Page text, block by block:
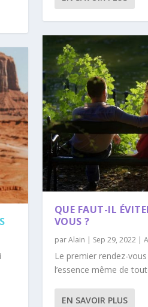
QUE FAUT-IL
VOUS ?
parAlain | Sep 29, 2022|
Le premier rendez-
l’essence même de
EN SAVOIR PLUS